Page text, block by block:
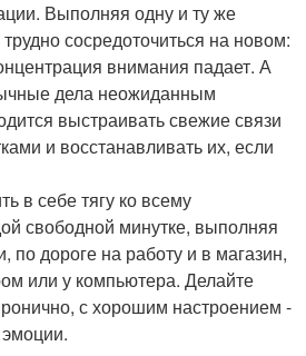
Выполняя одну и ту же
сосредоточиться на новом:
внимания падает. А
дела неожиданным
выстраивать свежие связи
и восстанавливать их, если
в себе тягу ко всему
свободной минутке, выполняя
по дороге на работу и в магазин,
или у компьютера. Делайте
с хорошим настроением -